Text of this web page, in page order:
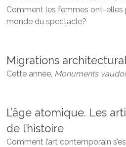
Comment les femmes ont-elles
monde du spectacle?
Migrations
Cette année, Monuments
L’âge atomique. Les
de l’histoire
Comment l’art contemporain